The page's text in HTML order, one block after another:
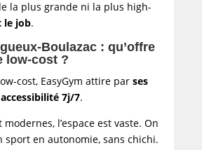
la plus grande ni la plus high-
le job.
Boulazac : qu’offre
low-cost ?
cost, EasyGym attire parses
7j/7.
l’espace est vaste. On
sport en autonomie, sans chichi.